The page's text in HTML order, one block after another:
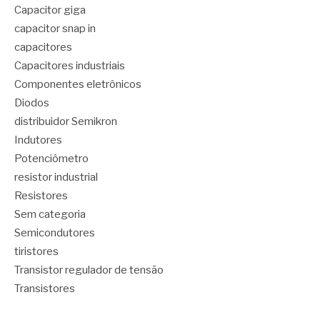
Capacitor giga
capacitor snap in
capacitores
Capacitores industriais
Componentes eletrônicos
Diodos
distribuidor Semikron
Indutores
Potenciômetro
resistor industrial
Resistores
Sem categoria
Semicondutores
tiristores
Transistor regulador de tensão
Transistores